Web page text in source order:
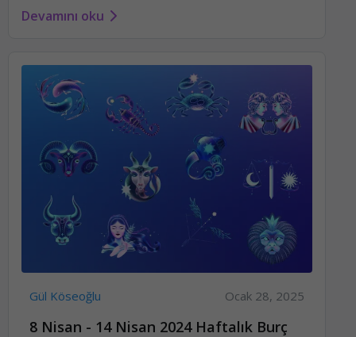
Devamını oku
Gül Köseoğlu Ocak 28, 2025
8 Nisan - 14 Nisan 2024 Haftalık Burç